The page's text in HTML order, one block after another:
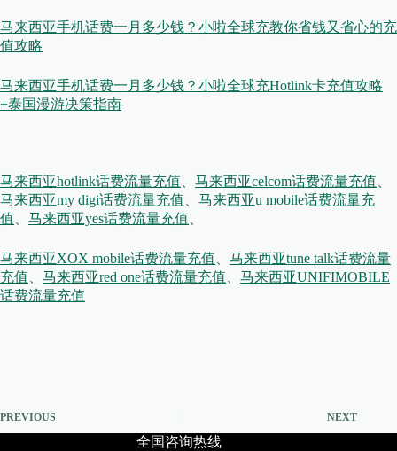
马来西亚手机话费一月多少钱？小啦全球充教你省钱又省心的充
值攻略
马来西亚手机话费一月多少钱？小啦全球充Hotlink卡充值攻略
+泰国漫游决策指南
马来西亚hotlink话费流量充值 马来西亚celcom话费流量充值
马来西亚my digi话费流量充值
马来西亚u mobile话费流量充
值
马来西亚yes话费流量充值
马来西亚XOX mobile话费流量充值
马来西亚tune talk话费流量
充值
马来西亚red one话费流量充值
马来西亚UNIFIMOBILE
话费流量充值
PREVIOUS NEXT
全国咨询热线